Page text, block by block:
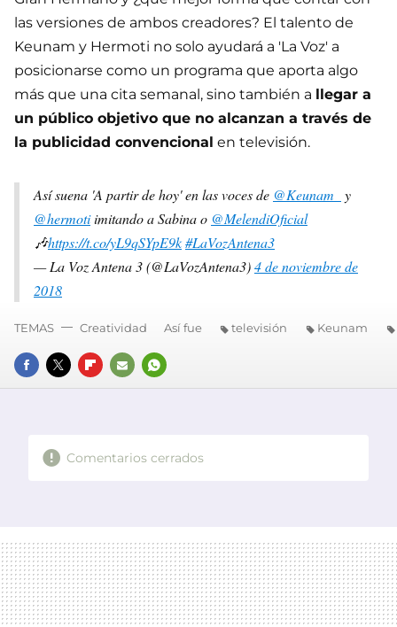
las versiones de ambos creadores? El talento de
Keunam y Hermoti no solo ayudará a 'La Voz' a
posicionarse como un programa que aporta algo
más que una cita semanal, sino también a llegar a
un público objetivo que no alcanzan a través de
la publicidad convencional en televisión.
Así suena 'A partir de hoy' en las voces de @Keunam_
y
@hermotiimitando a Sabina o @MelendiOficial
🎶https://t.co/yL9qSYpE9k#LaVozAntena3
— La Voz Antena 3 (@LaVozAntena3)4 de noviembre de
2018
FACEBOOK
TWITTERFLIPBOARD
E-
WHATSAPP
TEMAS Creatividad Así fue televisión Keunam
Comentarios cerrados